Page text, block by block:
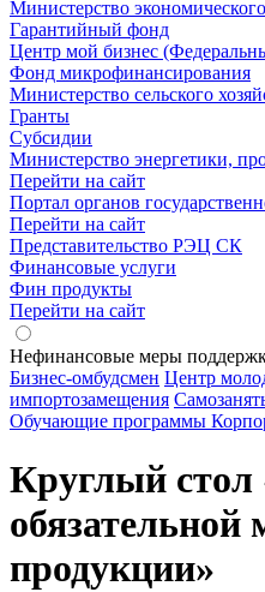
Министерство
Гарантийный фонд
Центр мой бизнес
Фонд микрофинансирования
Министерство сельского
Гранты
Субсидии
Министерство энергетики,
Перейти на сайт
Портал органов
Перейти на сайт
Представительство РЭЦ СК
Финансовые услуги
Фин продукты
Перейти на сайт
Нефинансовые меры
Бизнес-омбудсмен Центр
импортозамещения
Обучающие программы
Круглый
продукции»